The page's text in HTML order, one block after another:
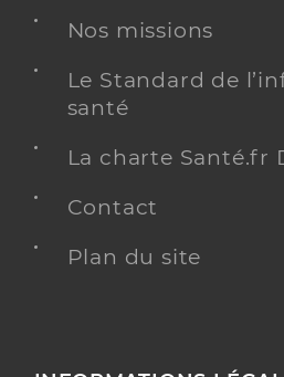
Nos missions
Le Standard de
santé
La charte Santé.fr
Contact
Plan du site